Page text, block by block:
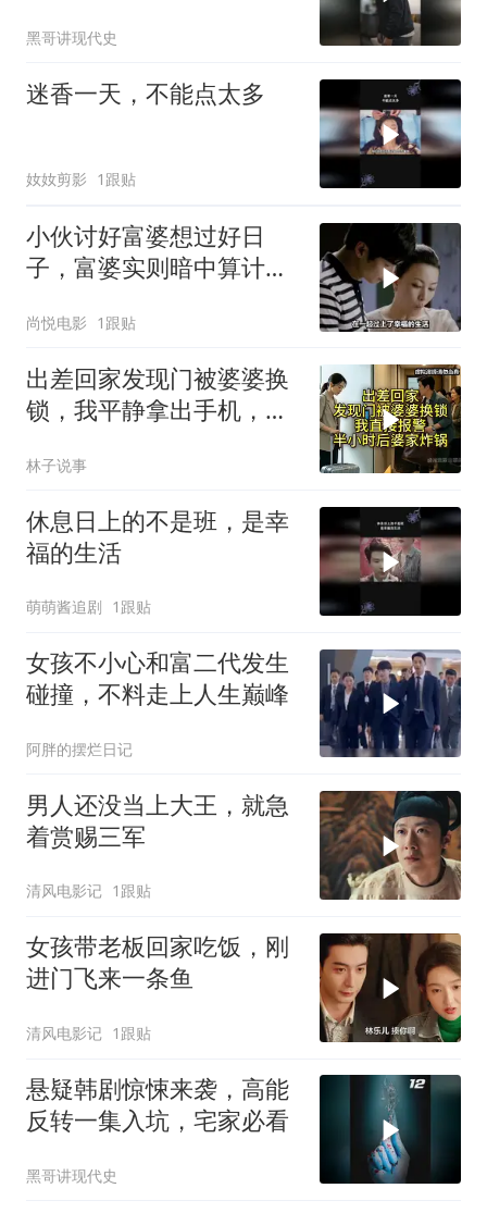
黑哥讲现代史
迷香一天，不能点太多
奻奻剪影 1跟贴
小伙讨好富婆想过好日
子，富婆实则暗中算计，
尚悦电影 1跟贴
出差回家发现门被婆婆换
锁，我平静拿出手机，半
林子说事
休息日上的不是班，是幸
福的生活
萌萌酱追剧 1跟贴
女孩不小心和富二代发生
碰撞，不料走上人生巅峰
阿胖的摆烂日记
男人还没当上大王，就急
着赏赐三军
清风电影记 1跟贴
女孩带老板回家吃饭，刚
进门飞来一条鱼
清风电影记 1跟贴
悬疑韩剧惊悚来袭，高能
反转一集入坑，宅家必看
黑哥讲现代史